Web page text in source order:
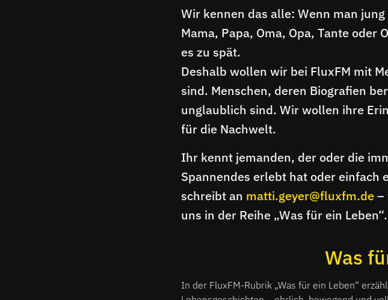
Wir kennen das alle: Wenn man
Mama, Papa, Oma, Opa, Tante
es zu spät.
Deshalb wollen wir bei FluxFM mit
sind. Menschen, deren Biografien
unglaublich sind. Wir wollen ihre
für die Nachwelt.
Ihr kennt jemanden, der oder die
Spannendes erlebt hat oder einfach
schreibt an matti.geyer@fluxfm.de–
uns in der Reihe „Was für ein Leben“.
Was
In der FluxFM-Rubrik „Was für ein Leben“